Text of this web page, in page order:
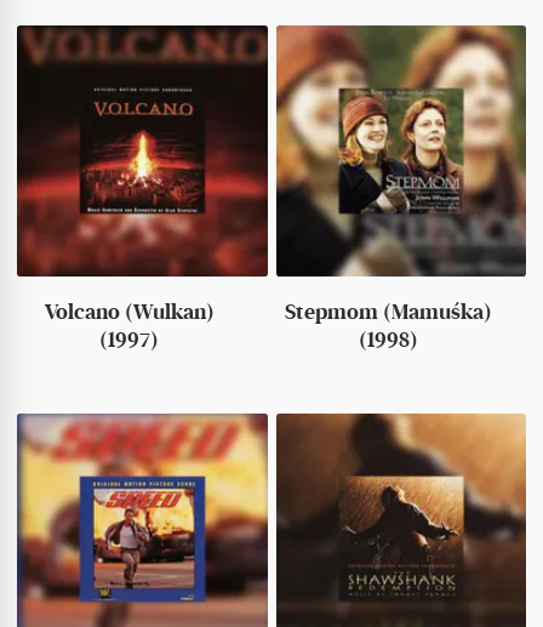
Volcano (Wulkan)
(1997)
Stepmom (Mamuśka)
(1998)